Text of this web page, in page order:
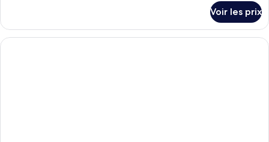
Chambre
Double
Supérieure
le
type
de
Voir les prix